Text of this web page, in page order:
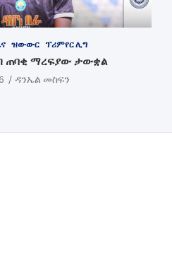
ዝውውር ፕሪምየር ሊግ
ጠባቂ ማረፍያው ታውቋል
ዳንኤል መስፍን